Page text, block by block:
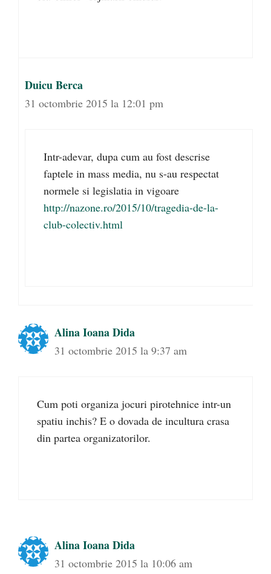
Duicu Berca
31 octombrie 2015 la 12:01 pm
Intr-adevar, dupa cum au fost descrise
faptele in mass media, nu s-au respectat
normele si legislatia in vigoare
http://nazone.ro/2015/10/tragedia-de-la-
club-colectiv.html
Alina Ioana Dida
31 octombrie 2015 la 9:37 am
Cum poti organiza jocuri pirotehnice intr-un
spatiu inchis? E o dovada de incultura crasa
din partea organizatorilor.
Alina Ioana Dida
31 octombrie 2015 la 10:06 am